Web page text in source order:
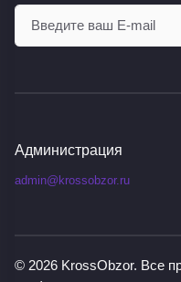
Администрация
admin@krossobzor.ru
© 2026 KrossObzor. Все